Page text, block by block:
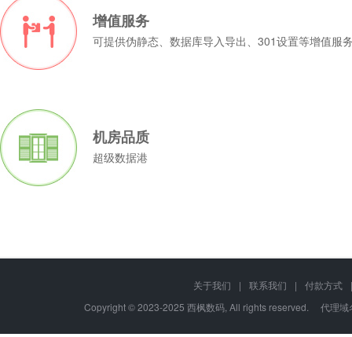
增值服务
可提供伪静态、数据库导入导出、301设置等增值服
机房品质
超级数据港
关于我们 | 联系我们 | 付款方式
|
Copyright © 2023-2025 西枫数码, All rights reserved. 代理